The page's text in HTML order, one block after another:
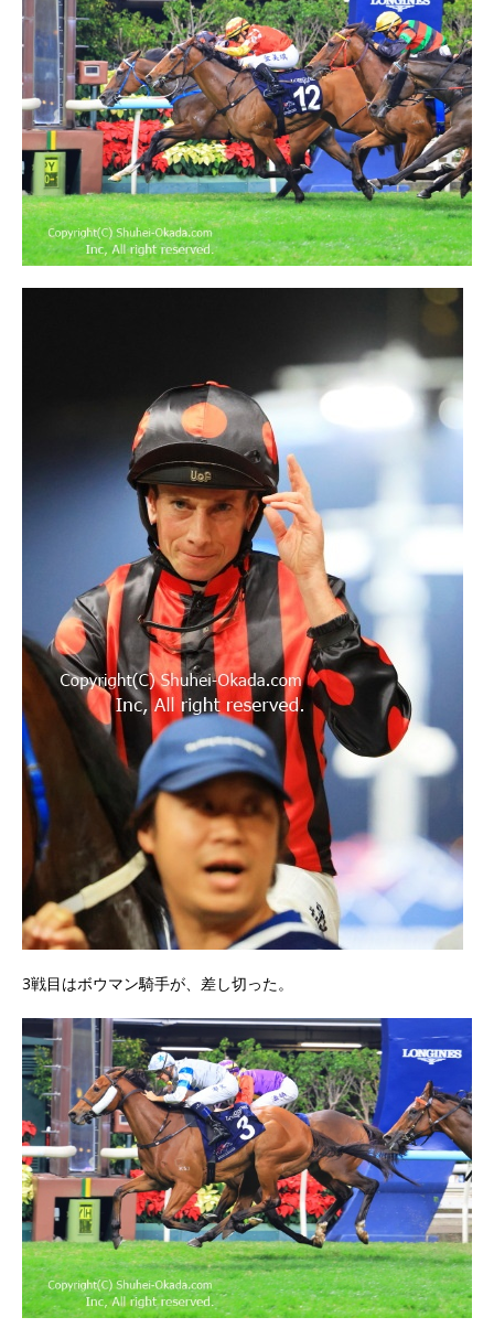
3戦目はボウマン騎手が、差し切った。